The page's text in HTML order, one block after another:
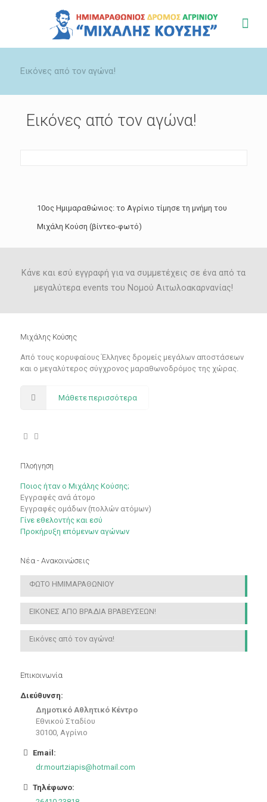
Εικόνες από τον αγώνα!
Εικόνες από τον αγώνα!
10ος Ημιμαραθώνιος: το Αγρίνιο τίμησε τη μνήμη του
Μιχάλη Κούση (βίντεο-φωτό)
Κάνε και εσύ εγγραφή για να συμμετέχεις σε ένα από τα
μεγαλύτερα events του Νομού Αιτωλοακαρνανίας!
Μιχάλης Κούσης
Από τους κορυφαίους Έλληνες δρομείς μεγάλων αποστάσεων
και ο μεγαλύτερος σύγχρονος μαραθωνοδρόμος της χώρας.
Μάθετε περισσότερα
Πλοήγηση
Ποιος ήταν ο Μιχάλης Κούσης;
Εγγραφές ανά άτομο
Εγγραφές ομάδων (πολλών ατόμων)
Γίνε εθελοντής και εσύ
Προκήρυξη επόμενων αγώνων
Νέα - Ανακοινώσεις
ΦΩΤΟ ΗΜΙΜΑΡΑΘΩΝΙΟΥ
ΕΙΚΟΝΕΣ ΑΠΟ ΒΡΑΔΙΑ ΒΡΑΒΕΥΣΕΩΝ!
Εικόνες από τον αγώνα!
Επικοινωνία
Διεύθυνση:
Δημοτικό Αθλητικό Κέντρο
Εθνικού Σταδίου
30100, Αγρίνιο
Email:
dr.mourtziapis@hotmail.com
Τηλέφωνο: